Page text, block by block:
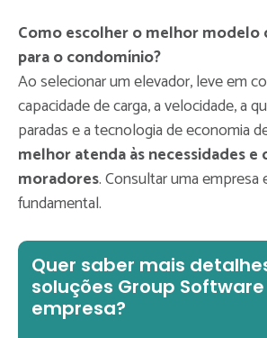
Como escolher o melhor modelo
para o condomínio?
Ao selecionar um elevador, leve em
capacidade de carga, a velocidade, a
paradas e a tecnologia de economia
melhor atenda às necessidades e
moradores. Consultar uma empresa
fundamental.
Quer saber mais
soluções Group
empresa?